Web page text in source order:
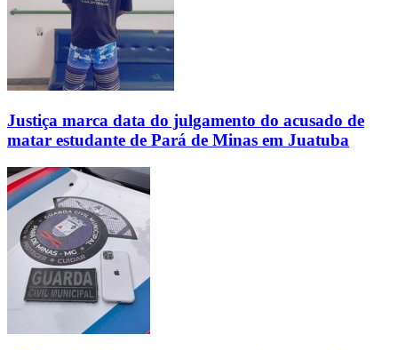
Justiça marca data do julgamento do acusado de
matar estudante de Pará de Minas em Juatuba